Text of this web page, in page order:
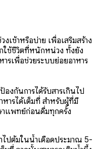
เช้าหรือบ่าย เพื่อเสริมสร้าง
ใช้ชีวิตที่หนักหน่วง ทั้งยัง
รเพื่อช่วยระบบย่อยอาหาร
งกันการได้รับสารเกินไป
หารได้เต็มที่ สำหรับผู้ที่มี
าแพทย์ก่อนดื่มทุกครั้ง
ปต้มในน้ำเดือดประมาณ 5-